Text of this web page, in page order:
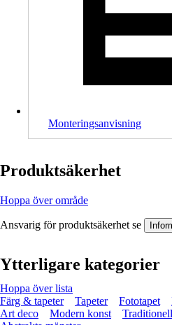
Monteringsanvisning
Produktsäkerhet
Hoppa över område
Ansvarig för produktsäkerhet se
Ytterligare kategorier
Hoppa över lista
Färg & tapeter
Tapeter Fototapet
Art deco
Modern konst